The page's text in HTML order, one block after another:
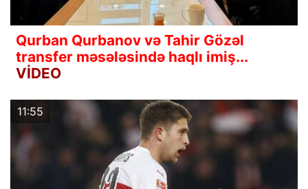
Qurban Qurbanov və Tahir Gözəl
transfer məsələsində haqlı imiş...
VİDEO
11:55